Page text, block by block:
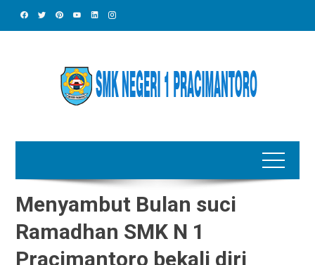
Menyambut Bulan suci
Ramadhan SMK N 1
Pracimantoro bekali diri